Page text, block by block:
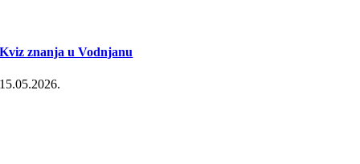
Kviz znanja u Vodnjanu
15.05.2026.